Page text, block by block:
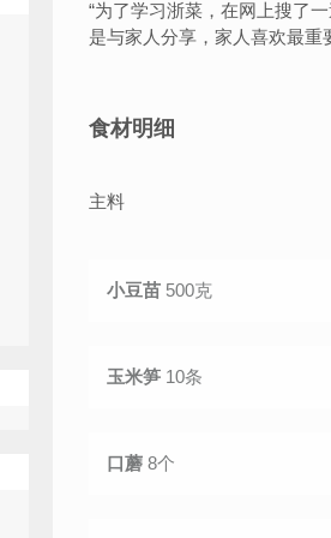
“为了学习浙菜，在网上搜了
是与家人分享，家人喜欢最
食材明细
主料
小豆苗 500克
玉米笋 10条
口蘑 8个